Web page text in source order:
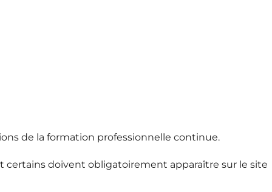
de la formation professionnelle continue.
certains doivent obligatoirement apparaître sur le site